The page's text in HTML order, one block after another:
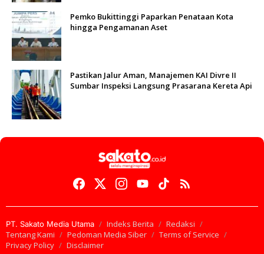
Pemko Bukittinggi Paparkan Penataan Kota
hingga Pengamanan Aset
Pastikan Jalur Aman, Manajemen KAI Divre II
Sumbar Inspeksi Langsung Prasarana Kereta Api
PT. Sakato Media Utama Indeks Berita
Redaksi
Tentang Kami
Pedoman Media Siber
Terms of Service
Privacy Policy
Disclaimer